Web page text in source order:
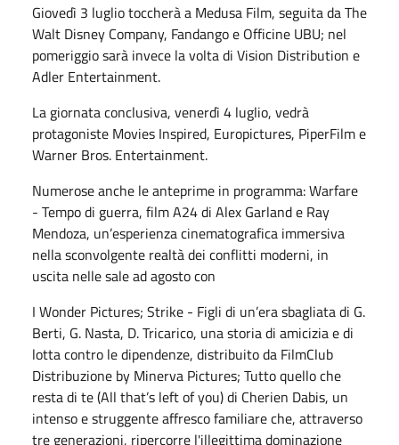
Giovedì 3 luglio toccherà a Medusa Film, seguita da The
Walt Disney Company, Fandango e Officine UBU; nel
pomeriggio sarà invece la volta di Vision Distribution e
Adler Entertainment.
La giornata conclusiva, venerdì 4 luglio, vedrà
protagoniste Movies Inspired, Europictures, PiperFilm e
Warner Bros. Entertainment.
Numerose anche le anteprime in programma: Warfare
- Tempo di guerra, film A24 di Alex Garland e Ray
Mendoza, un’esperienza cinematografica immersiva
nella sconvolgente realtà dei conflitti moderni, in
uscita nelle sale ad agosto con
I Wonder Pictures; Strike - Figli di un’era sbagliata di G.
Berti, G. Nasta, D. Tricarico, una storia di amicizia e di
lotta contro le dipendenze, distribuito da FilmClub
Distribuzione by Minerva Pictures; Tutto quello che
resta di te (All that’s left of you) di Cherien Dabis, un
intenso e struggente affresco familiare che, attraverso
tre generazioni, ripercorre l'illegittima dominazione